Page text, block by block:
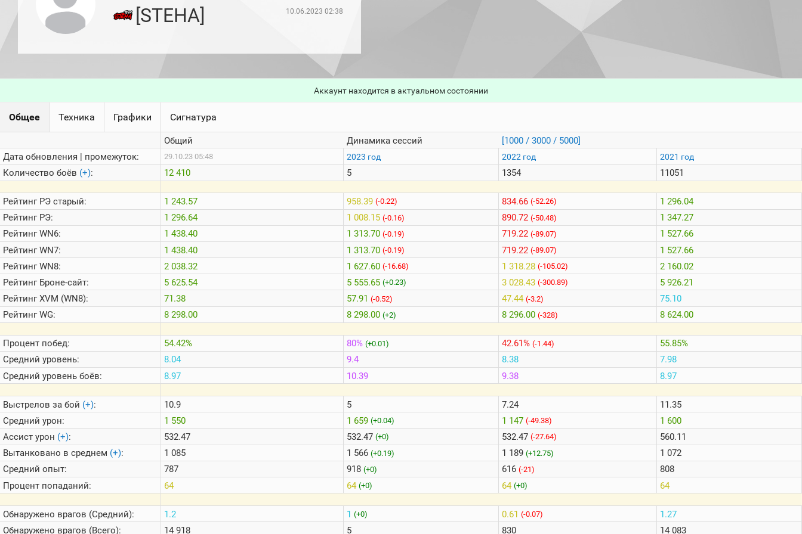
последние
1000
стримеров
Информация
Онлайн
Цветовая
шкала
Теlegram
ВК
Портал
Мира
[STEHA]
10.06.2023 02:38
Аккаунт находится в актуальном состоянии
Общее Техника Графики Сигнатура
Дата обновления | промежуток:
Количество боёв (+):
РейтингРЭ старый:
РейтингРЭ:
РейтингWN6:
РейтингWN7:
РейтингWN8:
РейтингБроне-сайт:
РейтингXVM (WN8):
РейтингWG:
Процент побед:
Средний уровень:
Средний уровень боёв:
Выстрелов за бой (+):
Средний урон:
Ассист урон (+):
Вытанковано в среднем (+):
Средний опыт:
Процент попаданий:
Обнаружено врагов (Средний):
Обнаружено врагов (Всего):
Общий
29.10.23 05:48
12 410
1 243.57
1 296.64
1 438.40
1 438.40
2 038.32
5 625.54
71.38
8 298.00
54.42%
8.04
8.97
10.9
1 550
532.47
1 085
787
64
1.2
14 918
Динамика сессий
2023 год
5
958.39 (-0.22)
1 008.15 (-0.16)
1 313.70 (-0.19)
1 313.70 (-0.19)
1 627.60 (-16.68)
5 555.65 (+0.23)
57.91 (-0.52)
8 298.00 (+2)
80% (+0.01)
9.4
10.39
5
1 659 (+0.04)
532.47 (+0)
1 566 (+0.19)
918 (+0)
64 (+0)
1 (+0)
5
[1000 / 3000 / 5000]
2022 год
1354
834.66 (-52.26)
890.72 (-50.48)
719.22 (-89.07)
719.22 (-89.07)
1 318.28 (-105.02)
3 028.43 (-300.89)
47.44 (-3.2)
8 296.00 (-328)
42.61% (-1.44)
8.38
9.38
7.24
1 147 (-49.38)
532.47 (-27.64)
1 189 (+12.75)
616 (-21)
64 (+0)
0.61 (-0.07)
830
2021 год
11051
1 296.04
1 347.27
1 527.66
1 527.66
2 160.02
5 926.21
75.10
8 624.00
55.85%
7.98
8.97
11.35
1 600
560.11
1 072
808
64
1.27
14 083